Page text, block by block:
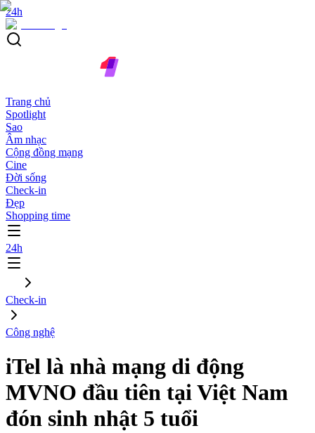
24h
Trang chủ
Spotlight
Sao
Âm nhạc
Cộng đồng mạng
Cine
Đời sống
Check-in
Đẹp
Shopping time
24h
Check-in
Công nghệ
iTel là nhà mạng di động
MVNO đầu tiên tại Việt Nam
đón sinh nhật 5 tuổi